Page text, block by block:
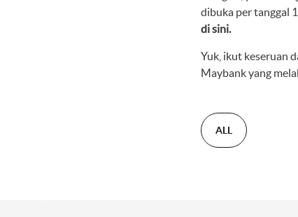
dibuka per tanggal
di sini.
Yuk, ikut keseruan
Maybank yang
ALL